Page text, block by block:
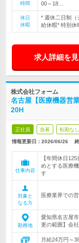
時間
00～18…
休日
休暇
* 週休二日制（
給休暇* 特別休
求人詳細を
株式会社フォーム
名古屋【医療機器営
20H
正社員 急募 転勤なし
情報更新日：2026/06/26
仕事内容
【年間休日
めとする医療
す
対象と
なる方
医療業界での
勤務地
愛知県名古屋
更の範囲】会
月給24万円～